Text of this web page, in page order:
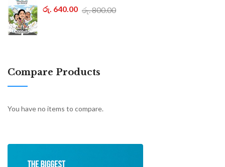
රු. 640.00 රු. 800.00
Compare Products
You have no items to compare.